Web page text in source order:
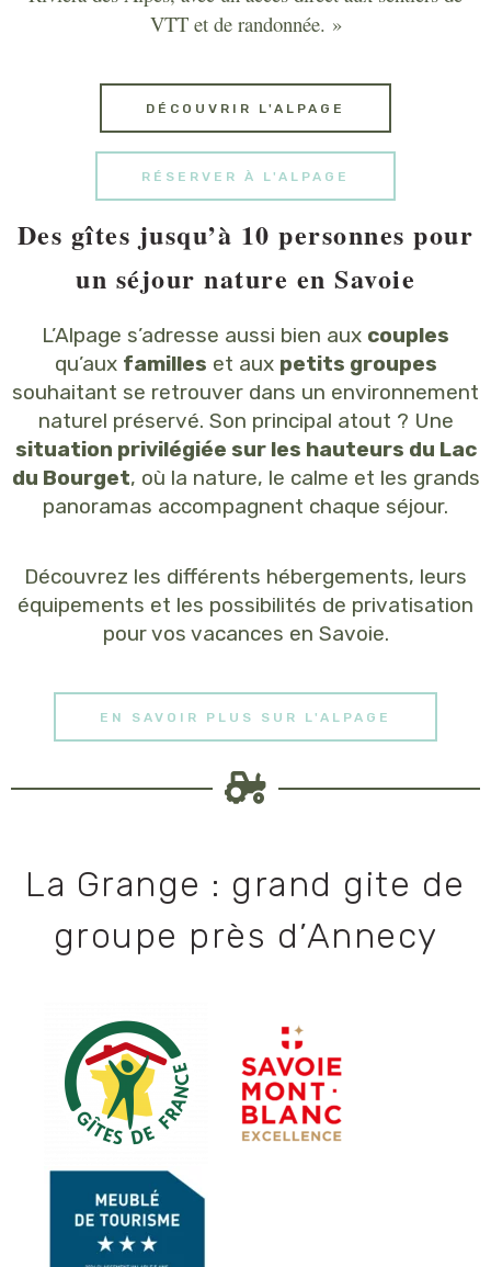
VTT et de randonnée. »
DÉCOUVRIR L'ALPAGE
RÉSERVER À L'ALPAGE
Des gîtes jusqu’à 10 personnes pour
un séjour nature en Savoie
L’Alpage s’adresse aussi bien aux couples
qu’aux familles et aux petits groupes
souhaitant se retrouver dans un environnement
naturel préservé. Son principal atout ? Une
situation privilégiée sur les hauteurs du Lac
du Bourget, où la nature, le calme et les grands
panoramas accompagnent chaque séjour.
Découvrez les différents hébergements, leurs
équipements et les possibilités de privatisation
pour vos vacances en Savoie.
EN SAVOIR PLUS SUR L'ALPAGE
La Grange : grand gite de
groupe près d’Annecy